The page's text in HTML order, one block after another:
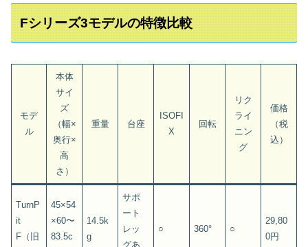
Fシリーズ3モデルの特徴比較
モデ
ル
本体
サイ
ズ
（幅×
奥行×
高
さ）
重量 台座
ISOFI
X
回転
リク
ライ
ニン
グ
価格
（税
込）
TurnP
it
F（旧
45×54
×60〜
83.5c
14.5k
g
サポ
ート
レッ
グあ
○ 360° ○
29,80
0円